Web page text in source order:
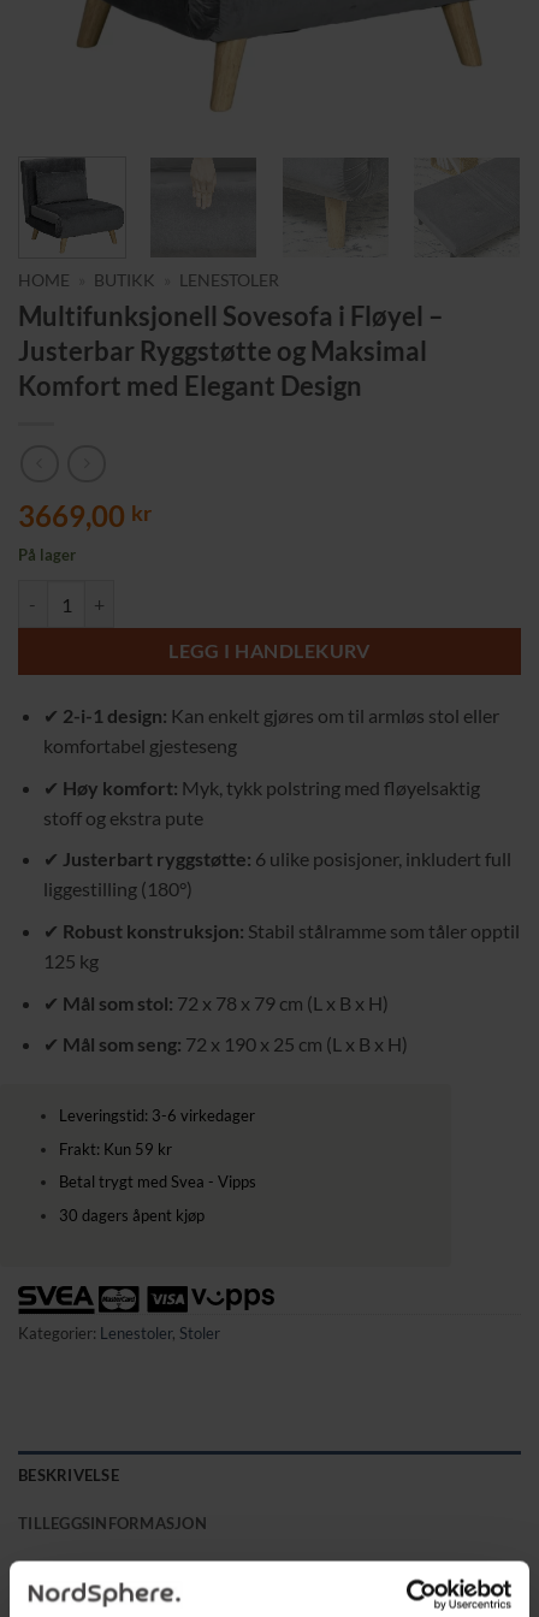
HOME BUTIKK LENESTOLER
Multifunksjonell Sovesofa i Fløyel –
Justerbar Ryggstøtte og Maksimal
Komfort med Elegant Design
3669,00 kr
På lager
LEGG I HANDLEKURV
✔ 2-i-1 design: Kan enkelt gjøres om til armløs stol eller
komfortabel gjesteseng
✔ Høy komfort: Myk, tykk polstring med fløyelsaktig
stoff og ekstra pute
✔ Justerbart ryggstøtte: 6 ulike posisjoner, inkludert full
liggestilling (180°)
✔ Robust konstruksjon: Stabil stålramme som tåler opptil
125 kg
✔ Mål som stol: 72 x 78 x 79 cm (L x B x H)
✔ Mål som seng: 72 x 190 x 25 cm (L x B x H)
Leveringstid: 3-6 virkedager
Frakt: Kun 59 kr
Betal trygt med Svea - Vipps
30 dagers åpent kjøp
Kategorier: Lenestoler, Stoler
BESKRIVELSE
TILLEGGSINFORMASJON
Denne allsidige sovesofaen gir deg full fleksibilitet og passer
perfekt som lenestol, hvilestol og komfortabel enkeltseng.